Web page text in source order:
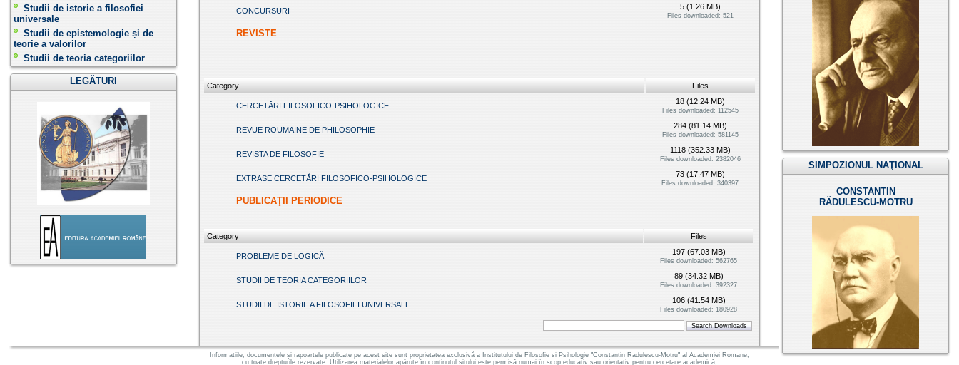
Studii de istorie a filosofiei
universale
Studii de epistemologie și de
teorie a valorilor
Studii de teoria categoriilor
LEGĂTURI
SIMPOZIONUL NAŢIONAL
CONSTANTIN
RĂDULESCU-MOTRU
CONCURSURI 5 (1.26 MB)
Files downloaded: 521
REVISTE
Category Files
CERCETĂRI FILOSOFICO-PSIHOLOGICE 18 (12.24 MB)
Files downloaded: 112545
REVUE ROUMAINE DE PHILOSOPHIE 284 (81.14 MB)
Files downloaded: 581145
REVISTA DE FILOSOFIE 1118 (352.33 MB)
Files downloaded: 2382046
EXTRASE CERCETĂRI FILOSOFICO-PSIHOLOGICE 73 (17.47 MB)
Files downloaded: 340397
PUBLICAŢII PERIODICE
Category Files
PROBLEME DE LOGICĂ 197 (67.03 MB)
Files downloaded: 562765
STUDII DE TEORIA CATEGORIILOR 89 (34.32 MB)
Files downloaded: 392327
STUDII DE ISTORIE A FILOSOFIEI UNIVERSALE 106 (41.54 MB)
Files downloaded: 180928
Informatiile, documentele și rapoartele publicate pe acest site sunt proprietatea exclusivă a Institutului de Filosofie si Psihologie "Constantin Radulescu-Motru" al Academiei Romane,
cu toate drepturile rezervate. Utilizarea materialelor apărute în conținutul sitului este permisă numai în scop educativ sau orientativ pentru cercetare academică,